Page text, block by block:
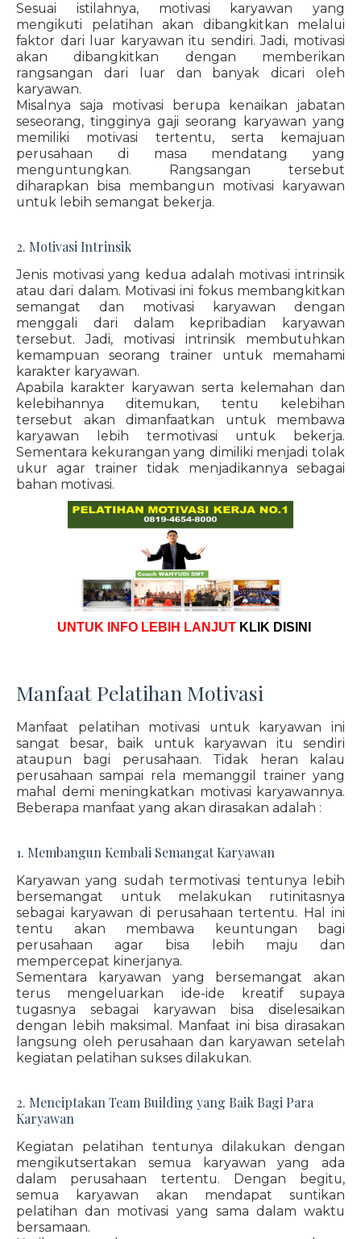
Sesuai istilahnya, motivasi karyawan yang
mengikuti pelatihan akan dibangkitkan melalui
faktor dari luar karyawan itu sendiri. Jadi, motivasi
akan dibangkitkan dengan memberikan
rangsangan dari luar dan banyak dicari oleh
karyawan.
Misalnya saja motivasi berupa kenaikan jabatan
seseorang, tingginya gaji seorang karyawan yang
memiliki motivasi tertentu, serta kemajuan
perusahaan di masa mendatang yang
menguntungkan. Rangsangan tersebut
diharapkan bisa membangun motivasi karyawan
untuk lebih semangat bekerja.
2. Motivasi Intrinsik
Jenis motivasi yang kedua adalah motivasi intrinsik
atau dari dalam. Motivasi ini fokus membangkitkan
semangat dan motivasi karyawan dengan
menggali dari dalam kepribadian karyawan
tersebut. Jadi, motivasi intrinsik membutuhkan
kemampuan seorang trainer untuk memahami
karakter karyawan.
Apabila karakter karyawan serta kelemahan dan
kelebihannya ditemukan, tentu kelebihan
tersebut akan dimanfaatkan untuk membawa
karyawan lebih termotivasi untuk bekerja.
Sementara kekurangan yang dimiliki menjadi tolak
ukur agar trainer tidak menjadikannya sebagai
bahan motivasi.
UNTUK INFO LEBIH LANJUT KLIK DISINI
Manfaat Pelatihan Motivasi
Manfaat pelatihan motivasi untuk karyawan ini
sangat besar, baik untuk karyawan itu sendiri
ataupun bagi perusahaan. Tidak heran kalau
perusahaan sampai rela memanggil trainer yang
mahal demi meningkatkan motivasi karyawannya.
Beberapa manfaat yang akan dirasakan adalah :
1. Membangun Kembali Semangat Karyawan
Karyawan yang sudah termotivasi tentunya lebih
bersemangat untuk melakukan rutinitasnya
sebagai karyawan di perusahaan tertentu. Hal ini
tentu akan membawa keuntungan bagi
perusahaan agar bisa lebih maju dan
mempercepat kinerjanya.
Sementara karyawan yang bersemangat akan
terus mengeluarkan ide-ide kreatif supaya
tugasnya sebagai karyawan bisa diselesaikan
dengan lebih maksimal. Manfaat ini bisa dirasakan
langsung oleh perusahaan dan karyawan setelah
kegiatan pelatihan sukses dilakukan.
2. Menciptakan Team Building yang Baik Bagi Para
Karyawan
Kegiatan pelatihan tentunya dilakukan dengan
mengikutsertakan semua karyawan yang ada
dalam perusahaan tertentu. Dengan begitu,
semua karyawan akan mendapat suntikan
pelatihan dan motivasi yang sama dalam waktu
bersamaan.